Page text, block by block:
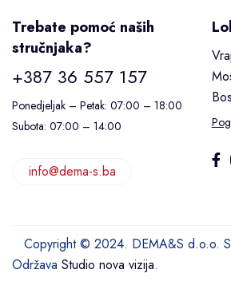
Trebate pomoć naših
stručnjaka?
+387 36 557 157
Ponedjeljak – Petak: 07:00 – 18:00
Subota: 07:00 – 14:00
info@dema-s.ba
Copyright © 2024. DEMA&S d.o.o.
Održava Studio nova vizija.